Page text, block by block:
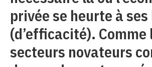
privée se heurte à
(d’efficacité). Comme
secteurs novateurs